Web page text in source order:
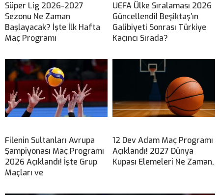
Süper Lig 2026-2027
Sezonu Ne Zaman
Başlayacak? İşte İlk Hafta
Maç Programı
UEFA Ülke Sıralaması 2026
Güncellendi! Beşiktaş’ın
Galibiyeti Sonrası Türkiye
Kaçıncı Sırada?
Filenin Sultanları Avrupa
Şampiyonası Maç Programı
2026 Açıklandı! İşte Grup
Maçları ve
12 Dev Adam Maç Programı
Açıklandı! 2027 Dünya
Kupası Elemeleri Ne Zaman,